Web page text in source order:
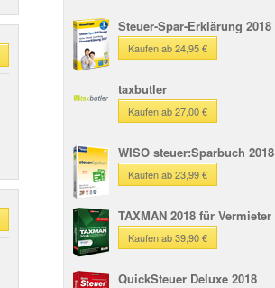
Steuer-Spar-Erklärung 2018
Kaufen ab 24,95 €
taxbutler
Kaufen ab 27,00 €
WISO steuer:Sparbuch 2018
Kaufen ab 23,99 €
TAXMAN 2018 für Vermieter
Kaufen ab 39,90 €
QuickSteuer Deluxe 2018